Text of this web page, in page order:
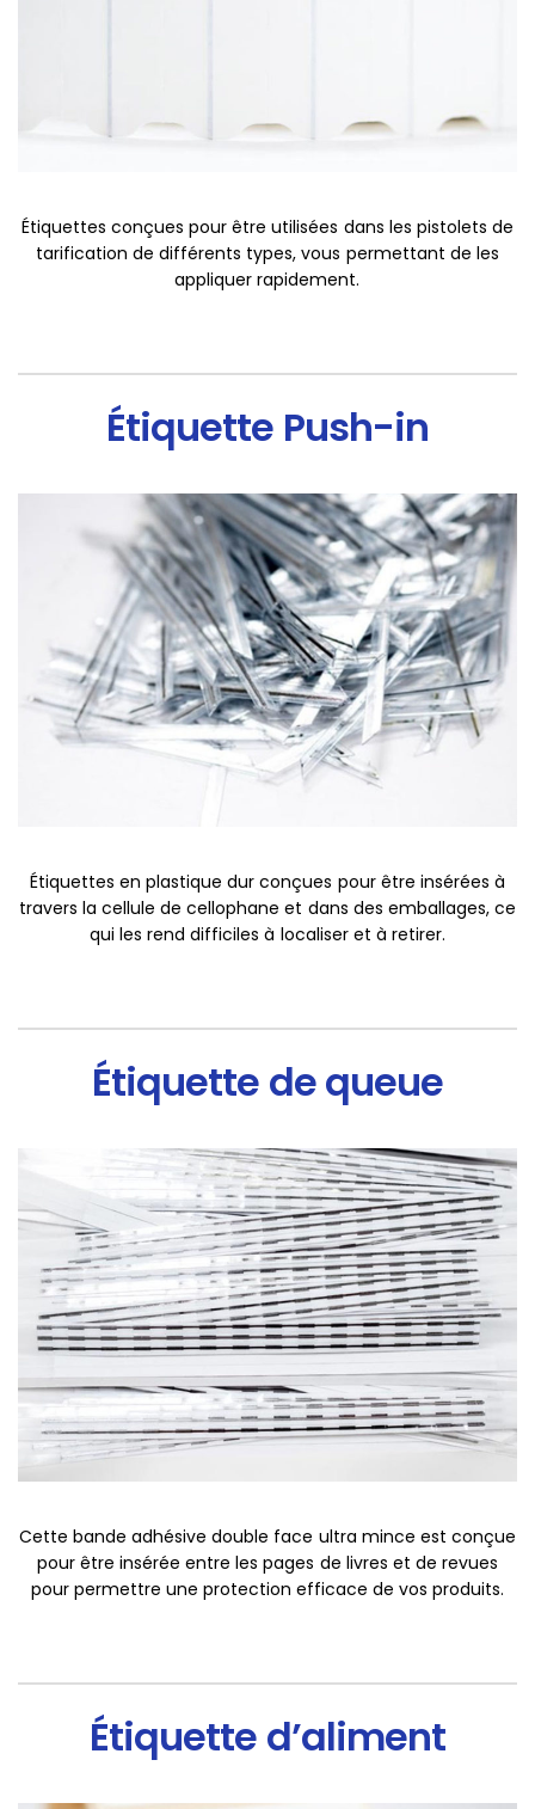
Étiquettes conçues pour être utilisées dans les pistolets de
tarification de différents types, vous permettant de les
appliquer rapidement.
Étiquette Push-in
Étiquettes en plastique dur conçues pour être insérées à
travers la cellule de cellophane et dans des emballages, ce
qui les rend difficiles à localiser et à retirer.
Étiquette de queue
Cette bande adhésive double face ultra mince est conçue
pour être insérée entre les pages de livres et de revues
pour permettre une protection efficace de vos produits.
Étiquette d’aliment